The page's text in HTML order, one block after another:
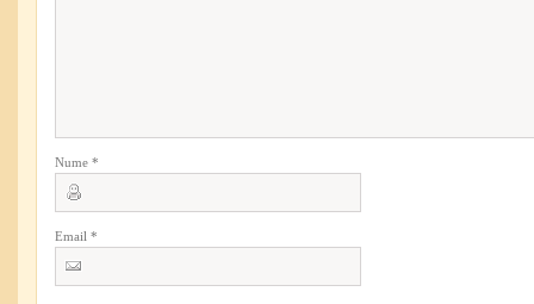
Nume *
Email *